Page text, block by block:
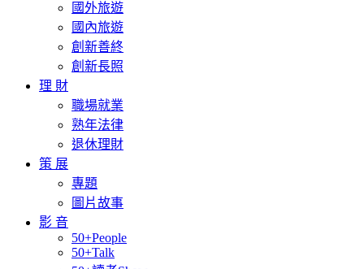
國外旅遊
國內旅遊
創新善終
創新長照
理 財
職場就業
熟年法律
退休理財
策 展
專題
圖片故事
影 音
50+People
50+Talk